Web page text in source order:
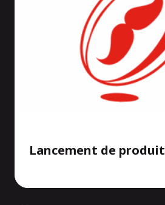
Lancement de produit